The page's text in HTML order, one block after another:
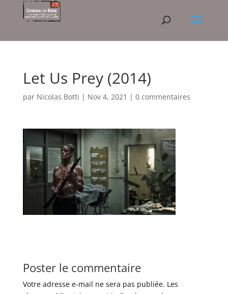
Let Us Prey (2014)
par Nicolas Botti | Nov 4, 2021 | 0 commentaires
Poster le commentaire
Votre adresse e-mail ne sera pas publiée. Les